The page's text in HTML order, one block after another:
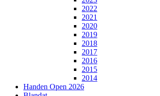
2022
2021
2020
2019
2018
2017
2016
2015
2014
Handen Open 2026